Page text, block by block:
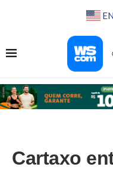
EN
Cartaxo